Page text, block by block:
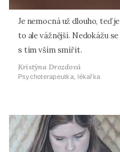
Je nemocná už dlouho, teď je
to ale vážnější. Nedokážu se
s tím vším smířit.
Kristýna Drozdová
Psychoterapeutka, lékařka